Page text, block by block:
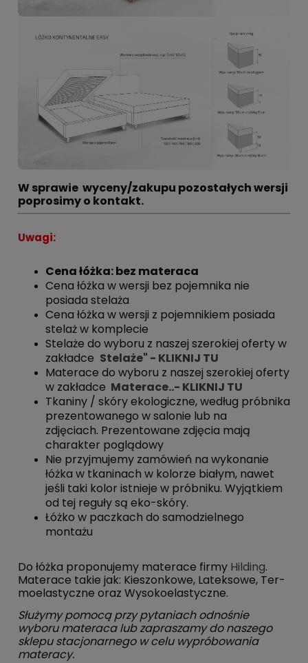
W sprawie wyceny/zakupu pozostałych wersji
poprosimy o kontakt.
Uwagi:
Cena łóżka: bez materaca
Cena łóżka w wersji bez pojemnika nie
posiada stelaża
Cena łóżka w wersji z pojemnikiem posiada
stelaż w komplecie
Stelaże do wyboru z naszej szerokiej oferty w
zakładce Stelaże" - KLIKNIJ TU
Materace do wyboru z naszej szerokiej oferty
w zakładce Materace..- KLIKNIJ TU
Tkaniny / skóry ekologiczne, według próbnika
prezentowanego w salonie lub na
zdjęciach. Prezentowane zdjęcia mają
charakter poglądowy
Nie przyjmujemy zamówień na wykonanie
łóżka w tkaninach w kolorze białym, nawet
jeśli taki kolor istnieje w próbniku. Wyjątkiem
od tej reguły są eko-skóry.
Łóżko w paczkach do samodzielnego
montażu
Do łóżka pro­­po­­nu­­je­­my materace firmy Hilding.
Materace takie jak: Kie­­szo­n­ko­­we, Lateksowe, Te­r­
mo­­e­la­­sty­cz­ne oraz Wy­­so­­ko­­e­la­­sty­cz­ne.
Służymy pomocą przy pytaniach odnośnie
wyboru materaca lub za­­pra­­sza­­my do naszego
sklepu sta­­cjo­­na­r­ne­­go w celu wy­­pró­­bo­­wa­­nia
materacy.